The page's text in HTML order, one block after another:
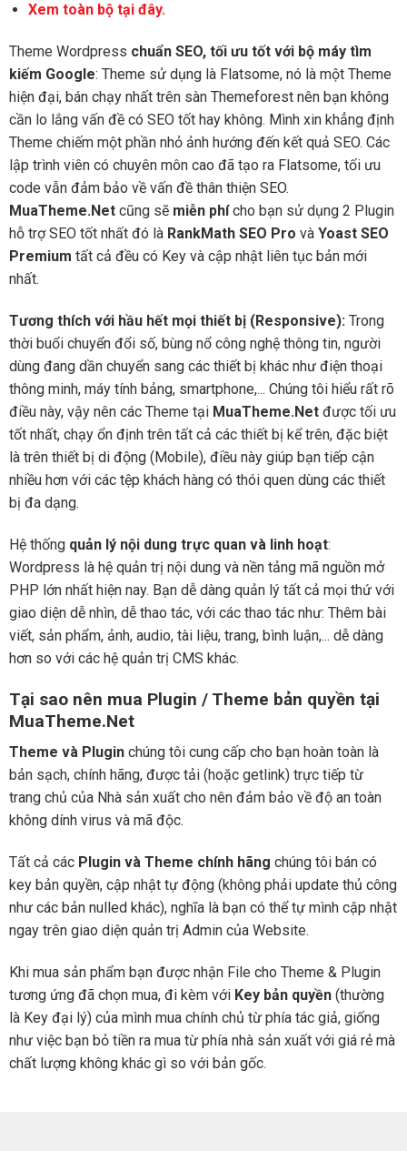
Xem toàn bộ tại đây.
Theme Wordpress chuẩn SEO, tối ưu tốt với bộ máy tìm
kiếm Google: Theme sử dụng là Flatsome, nó là một Theme
hiện đại, bán chạy nhất trên sàn Themeforest nên bạn không
cần lo lắng vấn đề có SEO tốt hay không. Mình xin khẳng định
Theme chiếm một phần nhỏ ảnh hướng đến kết quả SEO. Các
lập trình viên có chuyên môn cao đã tạo ra Flatsome, tối ưu
code vẫn đảm bảo về vấn đề thân thiện SEO.
MuaTheme.Net cũng sẽ miễn phícho bạn sử dụng 2 Plugin
hỗ trợ SEO tốt nhất đó là RankMath SEO Pro và Yoast SEO
Premium tất cả đều có Key và cập nhật liên tục bản mới
nhất.
Tương thích với hầu hết mọi thiết bị (Responsive): Trong
thời buổi chuyển đổi số, bùng nổ công nghệ thông tin, người
dùng đang dần chuyển sang các thiết bị khác như điện thoại
thông minh, máy tính bảng, smartphone,... Chúng tôi hiểu rất rõ
điều này, vậy nên các Theme tại MuaTheme.Net được tối ưu
tốt nhất, chạy ổn định trên tất cả các thiết bị kể trên, đặc biệt
là trên thiết bị di động (Mobile), điều này giúp bạn tiếp cận
nhiều hơn với các tệp khách hàng có thói quen dùng các thiết
bị đa dạng.
Hệ thống quản lý nội dung trực quan và linh hoạt:
Wordpress là hệ quản trị nội dung và nền tảng mã nguồn mở
PHP lớn nhất hiện nay. Bạn dễ dàng quản lý tất cả mọi thứ với
giao diện dễ nhìn, dễ thao tác, với các thao tác như: Thêm bài
viết, sản phẩm, ảnh, audio, tài liệu, trang, bình luận,... dễ dàng
hơn so với các hệ quản trị CMS khác.
Tại sao nên mua Plugin / Theme bản quyền tại
MuaTheme.Net
Theme và Plugin chúng tôi cung cấp cho bạn hoàn toàn là
bản sạch, chính hãng, được tải (hoặc getlink) trực tiếp từ
trang chủ của Nhà sản xuất cho nên đảm bảo về độ an toàn
không dính virus và mã độc.
Tất cả các Plugin và Theme chính hãng chúng tôi bán có
key bản quyền, cập nhật tự động (không phải update thủ công
như các bản nulled khác), nghĩa là bạn có thể tự mình cập nhật
ngay trên giao diện quản trị Admin của Website.
Khi mua sản phẩm bạn được nhận File cho Theme & Plugin
tương ứng đã chọn mua, đi kèm với Key bản quyền (thường
là Key đại lý) của mình mua chính chủ từ phía tác giả, giống
như việc bạn bỏ tiền ra mua từ phía nhà sản xuất với giá rẻ mà
chất lượng không khác gì so với bản gốc.